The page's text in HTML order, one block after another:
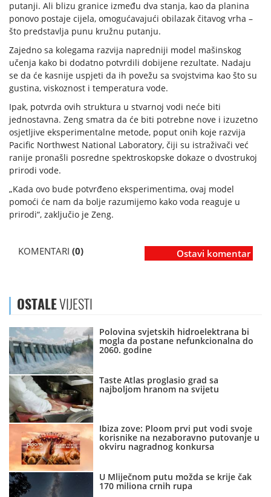
putanji. Ali blizu granice između dva stanja, kao da planina
ponovo postaje cijela, omogućavajući obilazak čitavog vrha –
što predstavlja punu kružnu putanju.
Zajedno sa kolegama razvija napredniji model mašinskog
učenja kako bi dodatno potvrdili dobijene rezultate. Nadaju
se da će kasnije uspjeti da ih povežu sa svojstvima kao što su
gustina, viskoznost i temperatura vode.
Ipak, potvrda ovih struktura u stvarnoj vodi neće biti
jednostavna. Zeng smatra da će biti potrebne nove i izuzetno
osjetljive eksperimentalne metode, poput onih koje razvija
Pacific Northwest National Laboratory, čiji su istraživači već
ranije pronašli posredne spektroskopske dokaze o dvostrukoj
prirodi vode.
„Kada ovo bude potvrđeno eksperimentima, ovaj model
pomoći će nam da bolje razumijemo kako voda reaguje u
prirodi“, zaključio je Zeng.
KOMENTARI (0) Ostavi komentar
OSTALEVIJESTI
Polovina svjetskih hidroelektrana bi
mogla da postane nefunkcionalna do
2060. godine
Taste Atlas proglasio grad sa
najboljom hranom na svijetu
Ibiza zove: Ploom prvi put vodi svoje
korisnike na nezaboravno putovanje u
okviru nagradnog konkursa
U Mliječnom putu možda se krije čak
170 miliona crnih rupa